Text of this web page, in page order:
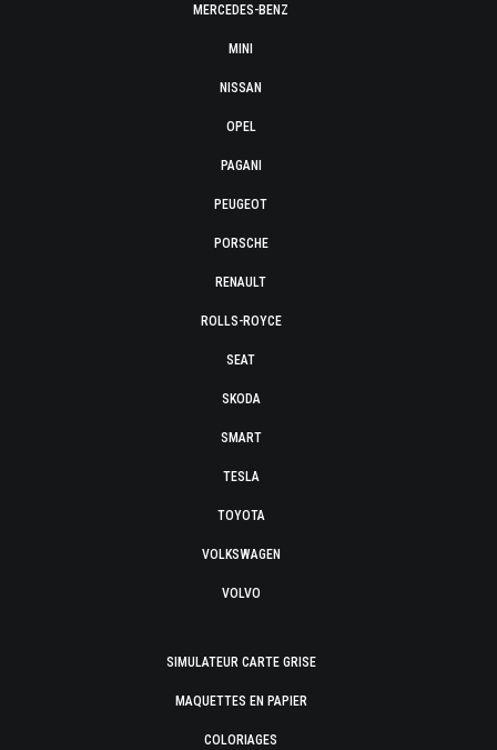
MERCEDES-BENZ
MINI
NISSAN
OPEL
PAGANI
PEUGEOT
PORSCHE
RENAULT
ROLLS-ROYCE
SEAT
SKODA
SMART
TESLA
TOYOTA
VOLKSWAGEN
VOLVO
SIMULATEUR CARTE GRISE
MAQUETTES EN PAPIER
COLORIAGES